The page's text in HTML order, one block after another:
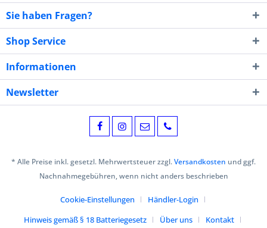
Sie haben Fragen?
Shop Service
Informationen
Newsletter
* Alle Preise inkl. gesetzl. Mehrwertsteuer zzgl.Versandkosten und ggf.
Nachnahmegebühren, wenn nicht anders beschrieben
Cookie-Einstellungen
Händler-Login
Hinweis gemäß § 18 Batteriegesetz
Über uns
Kontakt